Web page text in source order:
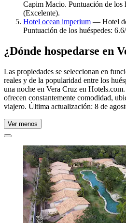
Capim Macio. Puntuación de los
(Excelente).
Hotel ocean imperium — Hotel
Puntuación de los huéspedes:
¿Dónde hospedarse en
Las propiedades se seleccionan en
reales y de la popularidad entre los
una noche en Vera Cruz en
ofrecen constantemente comodidad,
viajero. Última actualización: 8 de
Ver menos